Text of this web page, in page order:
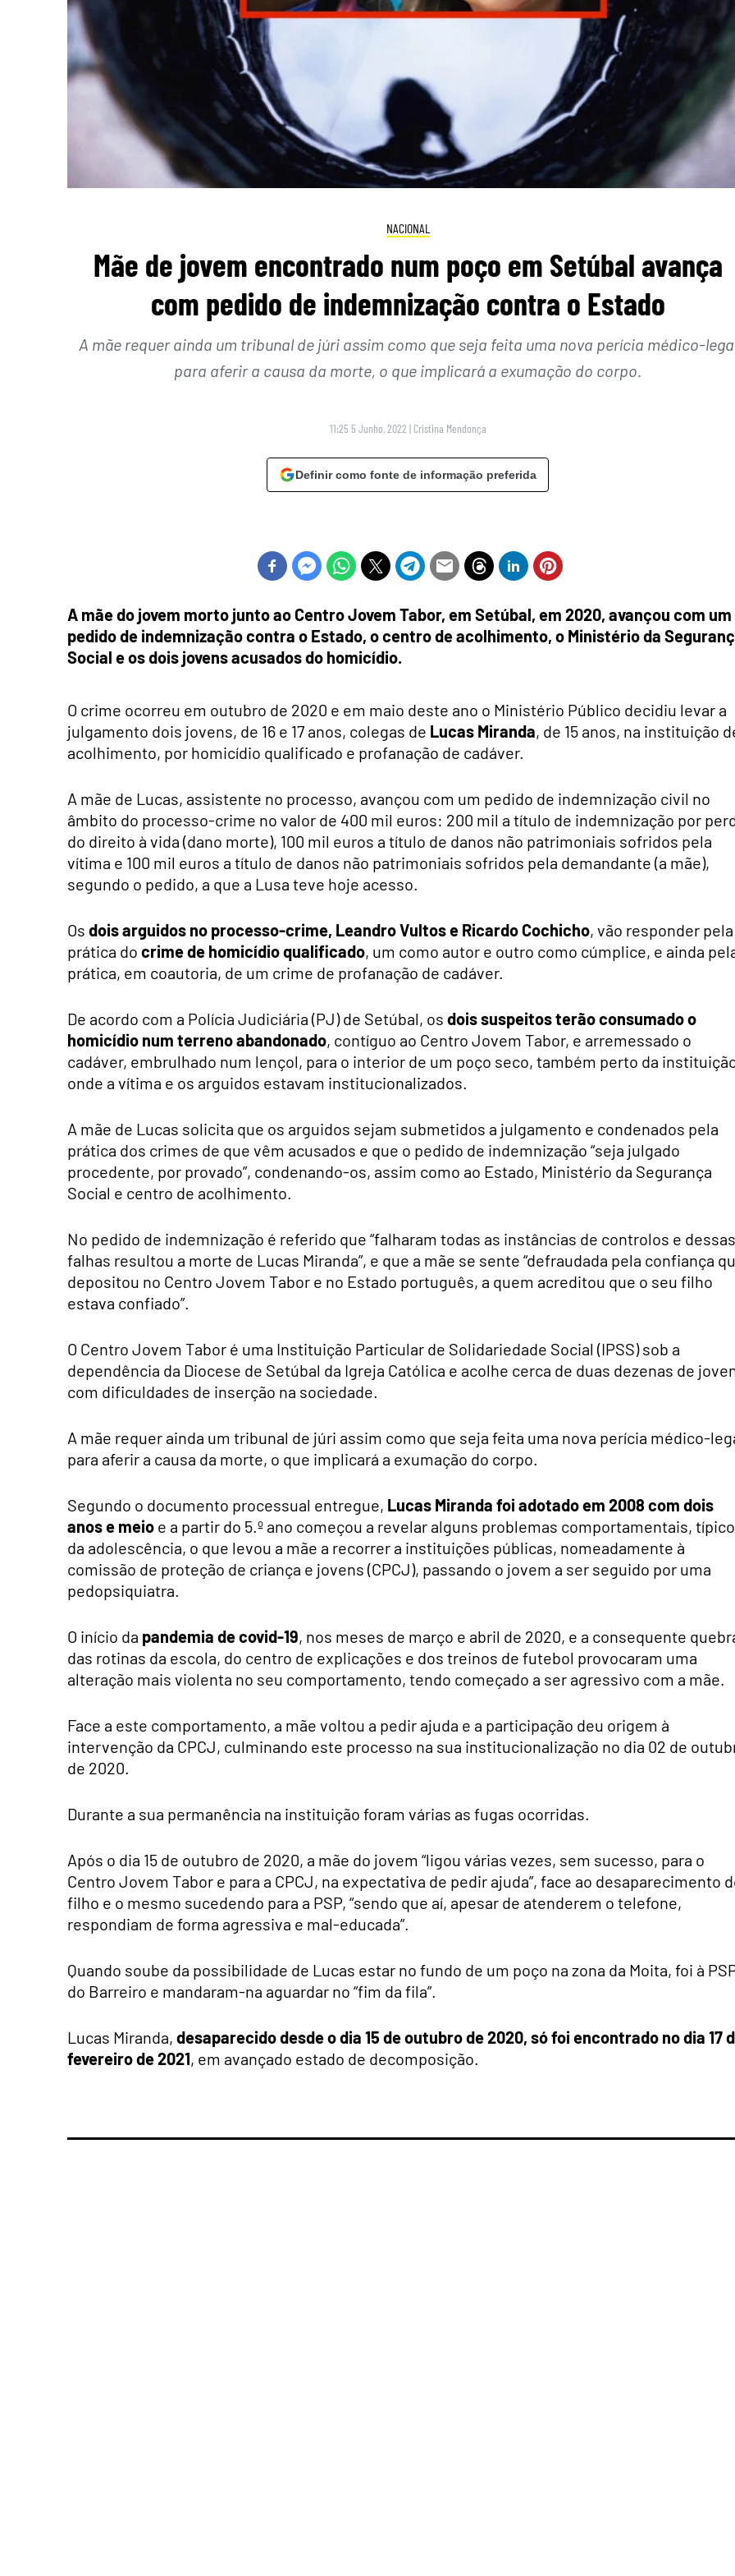
NACIONAL
Mãe de jovem encontrado num poço em Setúbal avança
com pedido de indemnização contra o Estado
A mãe requer ainda um tribunal de júri assim como que seja feita uma nova perícia médico-
para aferir a causa da morte, o que implicará a exumação do corpo.
11:25 5 Junho, 2022 | Cristina Mendonça
Definir como fonte de informação preferida
A mãe do jovem morto junto ao Centro Jovem Tabor, em Setúbal, em 2020, avançou com um
pedido de indemnização contra o Estado, o centro de acolhimento, o Ministério da
Social e os dois jovens acusados do homicídio.
O crime ocorreu em outubro de 2020 e em maio deste ano o Ministério Público decidiu levar a
julgamento dois jovens, de 16 e 17 anos, colegas de Lucas Miranda, de 15 anos, na instituição
acolhimento, por homicídio qualificado e profanação de cadáver.
A mãe de Lucas, assistente no processo, avançou com um pedido de indemnização civil no
âmbito do processo-crime no valor de 400 mil euros: 200 mil a título de indemnização por
do direito à vida (dano morte), 100 mil euros a título de danos não patrimoniais sofridos pela
vítima e 100 mil euros a título de danos não patrimoniais sofridos pela demandante (a mãe),
segundo o pedido, a que a Lusa teve hoje acesso.
Os dois arguidos no processo-crime, Leandro Vultos e Ricardo Cochicho, vão responder pela
prática do crime de homicídio qualificado, um como autor e outro como cúmplice, e ainda
prática, em coautoria, de um crime de profanação de cadáver.
De acordo com a Polícia Judiciária (PJ) de Setúbal, os dois suspeitos terão consumado o
homicídio num terreno abandonado, contíguo ao Centro Jovem Tabor, e arremessado o
cadáver, embrulhado num lençol, para o interior de um poço seco, também perto da
onde a vítima e os arguidos estavam institucionalizados.
A mãe de Lucas solicita que os arguidos sejam submetidos a julgamento e condenados pela
prática dos crimes de que vêm acusados e que o pedido de indemnização “seja julgado
procedente, por provado”, condenando-os, assim como ao Estado, Ministério da Segurança
Social e centro de acolhimento.
No pedido de indemnização é referido que “falharam todas as instâncias de controlos e dessas
falhas resultou a morte de Lucas Miranda”, e que a mãe se sente “defraudada pela confiança
depositou no Centro Jovem Tabor e no Estado português, a quem acreditou que o seu filho
estava confiado”.
O Centro Jovem Tabor é uma Instituição Particular de Solidariedade Social (IPSS) sob a
dependência da Diocese de Setúbal da Igreja Católica e acolhe cerca de duas dezenas de
com dificuldades de inserção na sociedade.
A mãe requer ainda um tribunal de júri assim como que seja feita uma nova perícia médico-
para aferir a causa da morte, o que implicará a exumação do corpo.
Segundo o documento processual entregue, Lucas Miranda foi adotado em 2008 com dois
anos e meio e a partir do 5.º ano começou a revelar alguns problemas comportamentais,
da adolescência, o que levou a mãe a recorrer a instituições públicas, nomeadamente à
comissão de proteção de criança e jovens (CPCJ), passando o jovem a ser seguido por uma
pedopsiquiatra.
O início da pandemia de covid-19, nos meses de março e abril de 2020, e a consequente
das rotinas da escola, do centro de explicações e dos treinos de futebol provocaram uma
alteração mais violenta no seu comportamento, tendo começado a ser agressivo com a mãe.
Face a este comportamento, a mãe voltou a pedir ajuda e a participação deu origem à
intervenção da CPCJ, culminando este processo na sua institucionalização no dia 02 de
de 2020.
Durante a sua permanência na instituição foram várias as fugas ocorridas.
Após o dia 15 de outubro de 2020, a mãe do jovem “ligou várias vezes, sem sucesso, para o
Centro Jovem Tabor e para a CPCJ, na expectativa de pedir ajuda”, face ao desaparecimento
filho e o mesmo sucedendo para a PSP, “sendo que aí, apesar de atenderem o telefone,
respondiam de forma agressiva e mal-educada”.
Quando soube da possibilidade de Lucas estar no fundo de um poço na zona da Moita, foi à
do Barreiro e mandaram-na aguardar no “fim da fila”.
Lucas Miranda, desaparecido desde o dia 15 de outubro de 2020, só foi encontrado no dia 17
fevereiro de 2021, em avançado estado de decomposição.